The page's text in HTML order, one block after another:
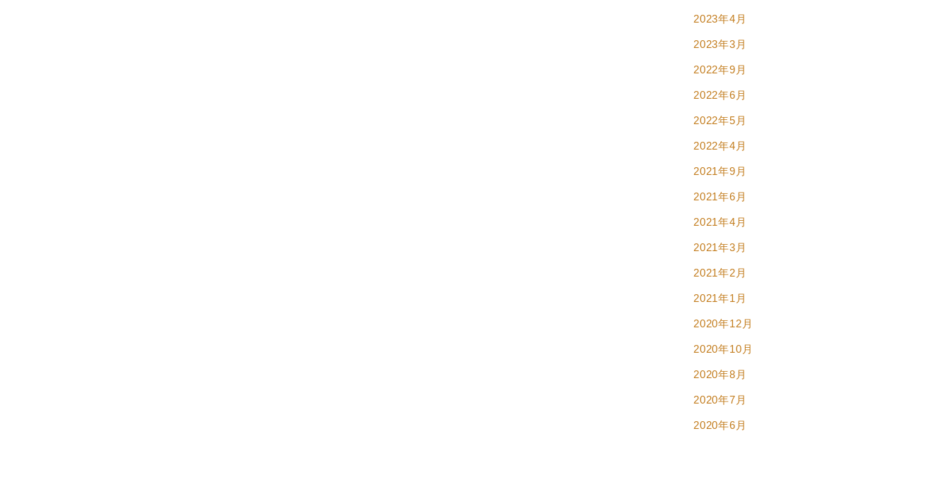
2023年4月
2023年3月
2022年9月
2022年6月
2022年5月
2022年4月
2021年9月
2021年6月
2021年4月
2021年3月
2021年2月
2021年1月
2020年12月
2020年10月
2020年8月
2020年7月
2020年6月